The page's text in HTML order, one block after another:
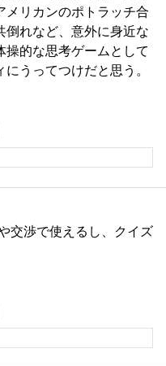
メリカンのポトラッチ合
倒れなど、意外に身近な
操的な思考ゲームとして
うってつけだと思う。
交渉で使えるし、クイズ